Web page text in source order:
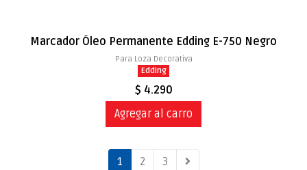
Marcador Óleo Permanente Edding E-750 Negro
Para Loza Decorativa
Edding
$ 4.290
Agregar al carro
1 2 3